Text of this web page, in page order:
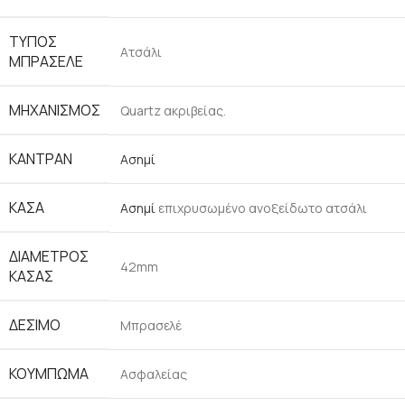
ΤΥΠΟΣ
ΜΠΡΑΣΕΛΕ
Ατσάλι
ΜΗΧΑΝΙΣΜΟΣ Quartz ακριβείας.
ΚΑΝΤΡΑΝ Ασημί
ΚΑΣΑ Ασημί επιχρυσωμένο ανοξείδωτο ατσάλι
ΔΙΑΜΕΤΡΟΣ
ΚΑΣΑΣ
42mm
ΔΕΣΙΜΟ Μπρασελέ
ΚΟΥΜΠΩΜΑ Ασφαλείας